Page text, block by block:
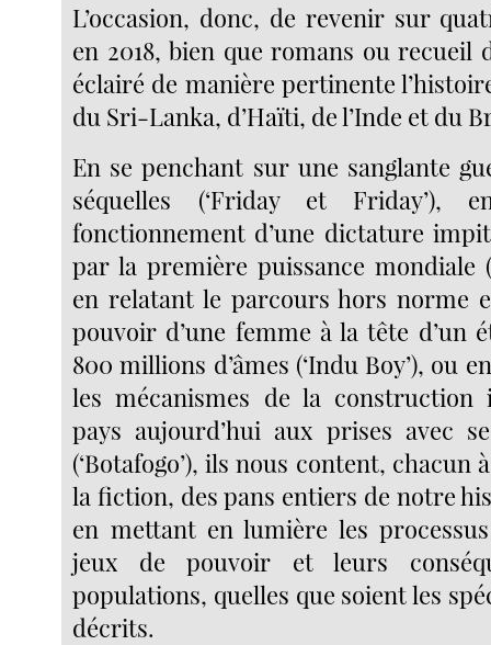
L’occasion, donc, de revenir sur
en 2018, bien que romans ou recueil
éclairé de manière pertinente
du Sri-Lanka, d’Haïti, de l’Inde et du
En se penchant sur une sanglante
séquelles (‘Friday et Friday’),
fonctionnement d’une dictature
par la première puissance mondiale
en relatant le parcours hors norme
pouvoir d’une femme à la tête d’un
800 millions d’âmes (‘Indu Boy’), ou
les mécanismes de la construction
pays aujourd’hui aux prises avec
(‘Botafogo’), ils nous content, chacun
la fiction, des pans entiers de notre
en mettant en lumière les
jeux de pouvoir et leurs
populations, quelles que soient les
décrits.